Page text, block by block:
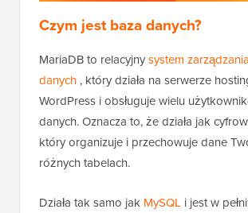
Czym jest baza danych?
MariaDB to relacyjnysystem
danych , który działa na serwerze
WordPress i obsługuje wielu
danych. Oznacza to, że działa jak
który organizuje i przechowuje dane
różnych tabelach.
Działa tak samo jak MySQL i jest w pełni